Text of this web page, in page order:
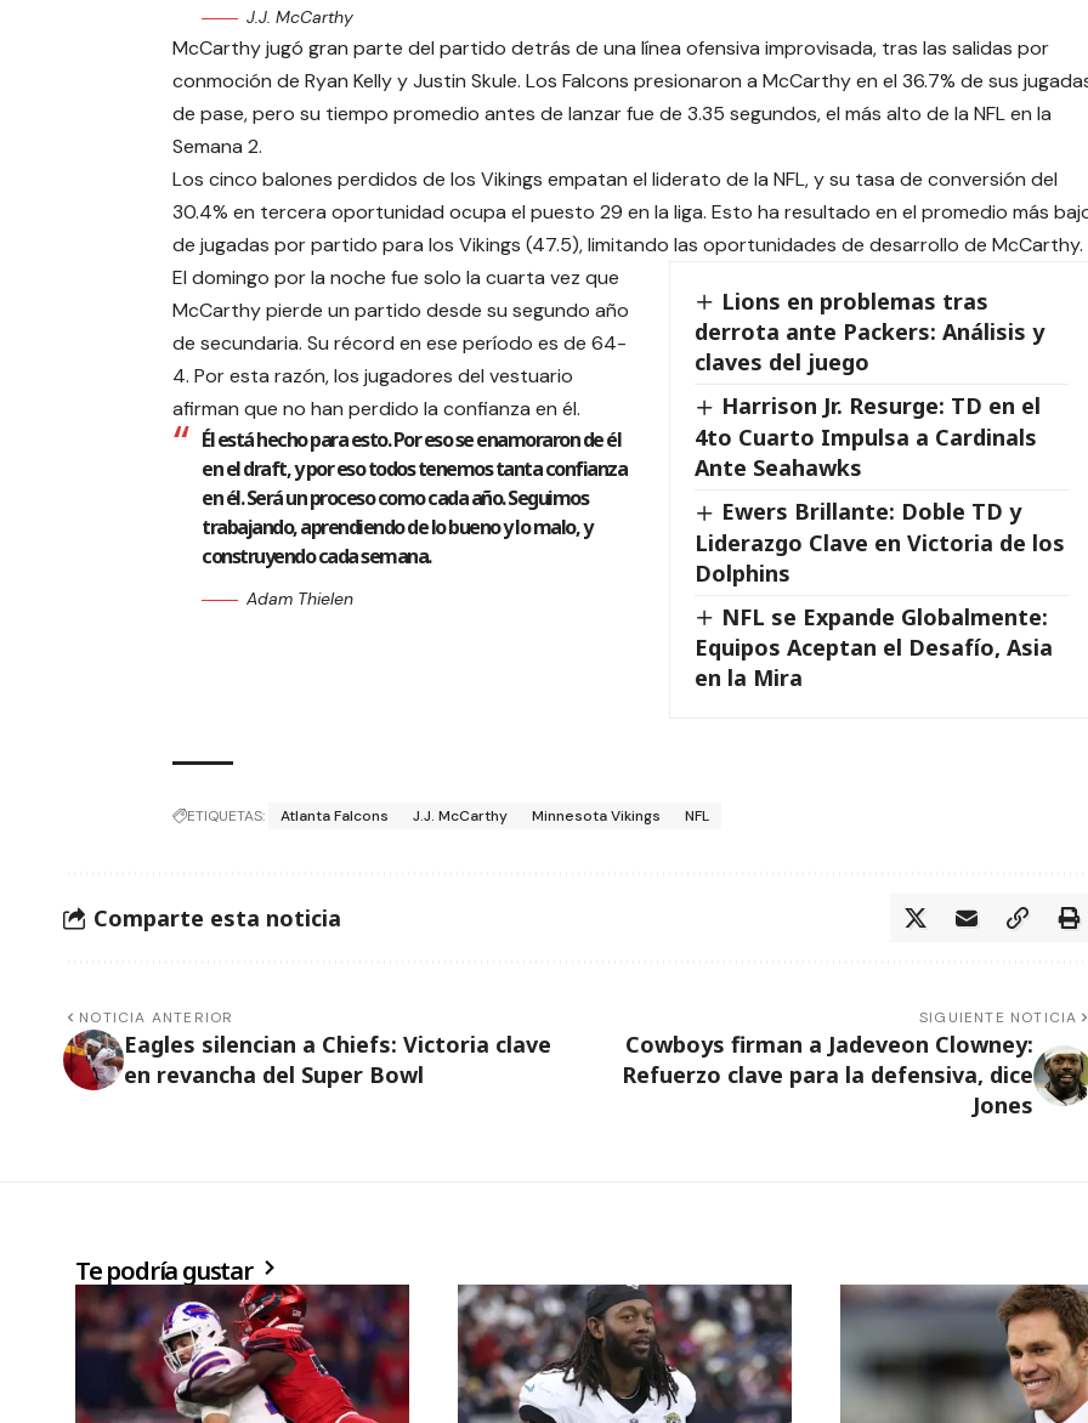
J.J. McCarthy
McCarthy jugó gran parte del partido detrás de una línea ofensiva improvisada, tras las salidas por
conmoción de Ryan Kelly y Justin Skule. Los Falcons presionaron a McCarthy en el 36.7% de sus
de pase, pero su tiempo promedio antes de lanzar fue de 3.35 segundos, el más alto de la NFL en la
Semana 2.
Los cinco balones perdidos de los Vikings empatan el liderato de la NFL, y su tasa de conversión del
30.4% en tercera oportunidad ocupa el puesto 29 en la liga. Esto ha resultado en el promedio más
de jugadas por partido para los Vikings (47.5), limitando las oportunidades de desarrollo de McCarthy.
Lions en problemas tras
derrota ante Packers: Análisis y
claves del juego
Harrison Jr. Resurge: TD en el
4to Cuarto Impulsa a Cardinals
Ante Seahawks
Ewers Brillante: Doble TD y
Liderazgo Clave en Victoria de los
Dolphins
NFL se Expande Globalmente:
Equipos Aceptan el Desafío, Asia
en la Mira
El domingo por la noche fue solo la cuarta vez que
McCarthy pierde un partido desde su segundo año
de secundaria. Su récord en ese período es de 64-
4. Por esta razón, los jugadores del vestuario
afirman que no han perdido la confianza en él.
Él está hecho para esto. Por eso se enamoraron de él
en el draft, y por eso todos tenemos tanta confianza
en él. Será un proceso como cada año. Seguimos
trabajando, aprendiendo de lo bueno y lo malo, y
construyendo cada semana.
Adam Thielen
ETIQUETAS: Atlanta Falcons J.J. McCarthy Minnesota Vikings NFL
Comparte esta noticia
NOTICIA ANTERIOR
Eagles silencian a Chiefs: Victoria clave
en revancha del Super Bowl
SIGUIENTE NOTICIA
Cowboys firman a Jadeveon Clowney:
Refuerzo clave para la defensiva, dice
Jones
Te podría gustar